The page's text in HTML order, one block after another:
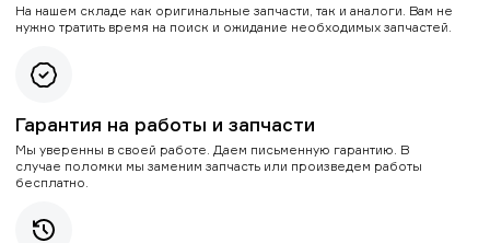
На нашем складе как оригинальные запчасти, так и аналоги. Вам не
нужно тратить время на поиск и ожидание необходимых запчастей.
Гарантия на работы и запчасти
Мы уверенны в своей работе. Даем письменную гарантию. В
случае поломки мы заменим запчасть или произведем работы
бесплатно.